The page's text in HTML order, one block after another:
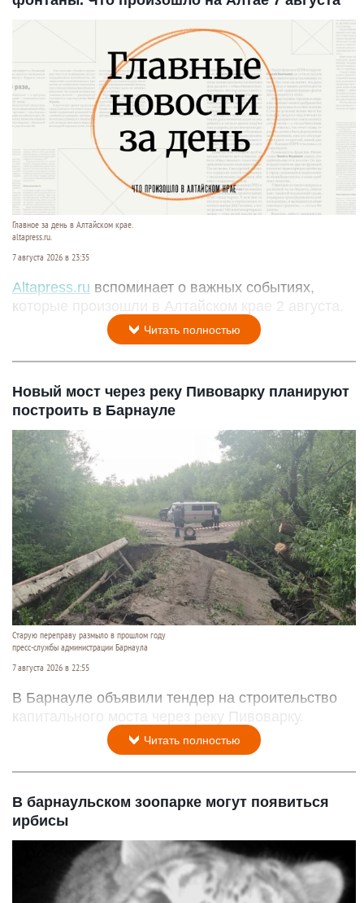
Главное за день в Алтайском крае.
altapress.ru.
7 августа 2026 в 23:35
Altapress.ru вспоминает о важных событиях,
которые произошли в Алтайском крае 2 августа.
Читать полностью
Новый мост через реку Пивоварку планируют
построить в Барнауле
Старую переправу размыло в прошлом году
пресс-службы администрации Барнаула
7 августа 2026 в 22:55
В Барнауле объявили тендер на строительство
капитального моста через реку Пивоварку.
Читать полностью
В барнаульском зоопарке могут появиться
ирбисы